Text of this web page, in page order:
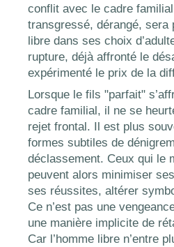
conflit avec le cadre
transgressé, dérangé, sera
libre dans ses choix
rupture, déjà affronté le
expérimenté le prix de la
Lorsque le fils "parfait"
cadre familial, il ne se
rejet frontal. Il est plus
formes subtiles de
déclassement. Ceux qui le
peuvent alors minimiser
ses réussites, altérer
Ce n’est pas une
une manière implicite de
Car l’homme libre n’entre